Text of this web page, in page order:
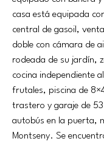
casa está equipada
central de gasoil,
doble con cámara de
rodeada de su jardín,
cocina independiente
frutales, piscina de
trastero y garaje de
autobús en la puerta,
Montseny. Se